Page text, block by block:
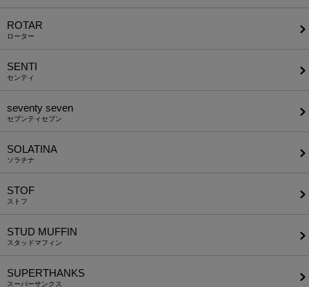
ROTAR
ローター
SENTI
センティ
seventy seven
セブンティセブン
SOLATINA
ソラチナ
STOF
ストフ
STUD MUFFIN
スタッドマフィン
SUPERTHANKS
スーパーサンクス